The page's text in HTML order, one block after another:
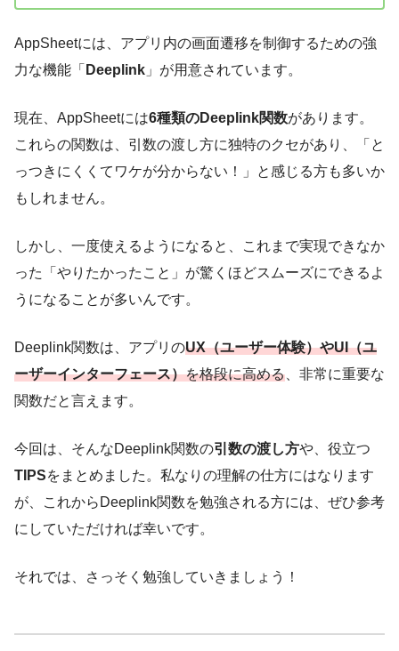
AppSheetには、アプリ内の画面遷移を制御するための強
力な機能「 Deeplink 」が用意されています。
現在、AppSheetには6種類のDeeplink関数があります。
これらの関数は、引数の渡し方に独特のクセがあり、「と
っつきにくくてワケが分からない！」と感じる方も多いか
もしれません。
しかし、一度使えるようになると、これまで実現できなか
った「やりたかったこと」が驚くほどスムーズにできるよ
うになることが多いんです。
Deeplink関数は、アプリのUX（ユーザー体験）やUI（ユ
ーザーインターフェース）を格段に高める 、非常に重要な
関数だと言えます。
今回は、そんなDeeplink関数の引数の渡し方や、役立つ
TIPSをまとめました。私なりの理解の仕方にはなります
が、これからDeeplink関数を勉強される方には、ぜひ参考
にしていただければ幸いです。
それでは、さっそく勉強していきましょう！